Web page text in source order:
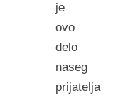
je
ovo
delo
naseg
prijatelja